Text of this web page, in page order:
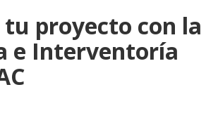
proyecto con la
e Interventoría